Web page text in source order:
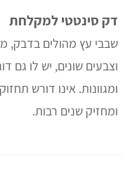
דק סינטטי למקלחת
שבבי עץ מהולים בדבק,
וצבעים שונים, יש לו גם
ומגוונות. אינו דורש
ומחזיק שנים רבות.